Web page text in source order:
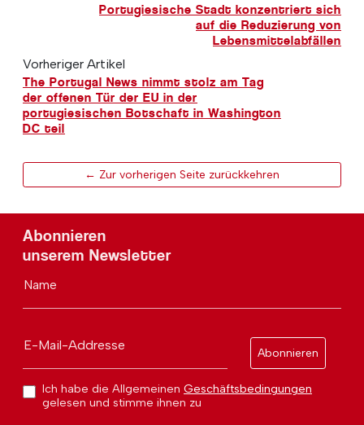
Portugiesische Stadt konzentriert sich
auf die Reduzierung von
Lebensmittelabfällen
Vorheriger Artikel
The Portugal News nimmt stolz am Tag
der offenen Tür der EU in der
portugiesischen Botschaft in Washington
DC teil
← Zur vorherigen Seite zurückkehren
Abonnieren
unserem Newsletter
Name
E-Mail-Addresse
Abonnieren
Ich habe die Allgemeinen Geschäftsbedingungen
gelesen und stimme ihnen zu